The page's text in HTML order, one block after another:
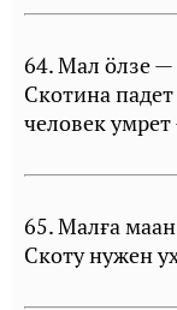
64. Мал öлзе —
Скотина
человек умрет
65. Малға
Скоту нужен